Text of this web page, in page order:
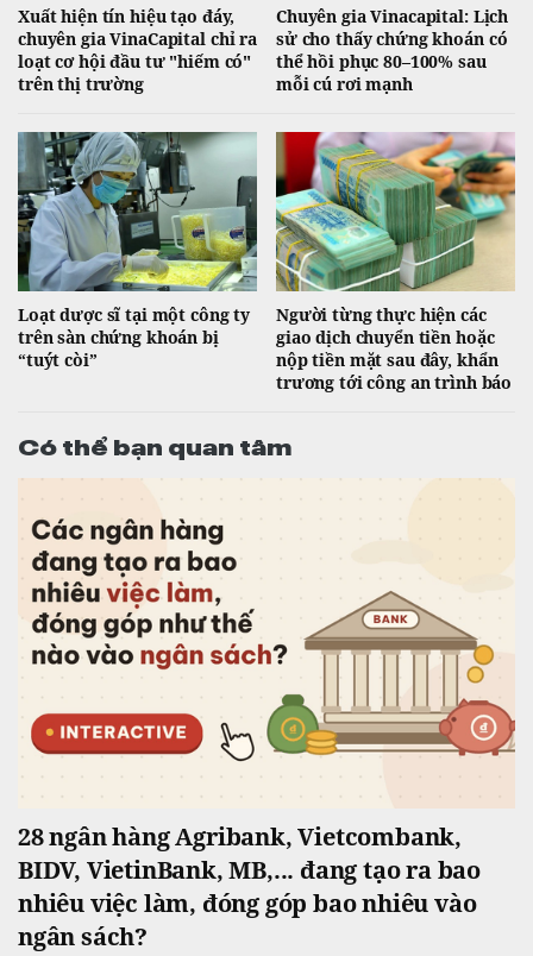
Xuất hiện tín hiệu tạo đáy,
chuyên gia VinaCapital chỉ ra
loạt cơ hội đầu tư "hiếm có"
trên thị trường
Chuyên gia Vinacapital: Lịch
sử cho thấy chứng khoán có
thể hồi phục 80–100% sau
mỗi cú rơi mạnh
Loạt dược sĩ tại một công ty
trên sàn chứng khoán bị
“tuýt còi”
Người từng thực hiện các
giao dịch chuyển tiền hoặc
nộp tiền mặt sau đây, khẩn
trương tới công an trình báo
Có thể bạn quan tâm
28 ngân hàng Agribank, Vietcombank,
BIDV, VietinBank, MB,... đang tạo ra bao
nhiêu việc làm, đóng góp bao nhiêu vào
ngân sách?